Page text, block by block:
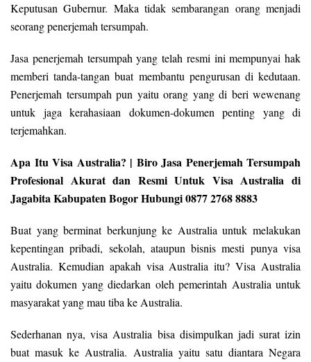
Keputusan Gubernur. Maka tidak sembarangan orang menjadi
seorang penerjemah tersumpah.
Jasa penerjemah tersumpah yang telah resmi ini mempunyai hak
memberi tanda-tangan buat membantu pengurusan di kedutaan.
Penerjemah tersumpah pun yaitu orang yang di beri wewenang
untuk jaga kerahasiaan dokumen-dokumen penting yang di
terjemahkan.
Apa Itu Visa Australia? | Biro Jasa Penerjemah Tersumpah
Profesional Akurat dan Resmi Untuk Visa Australia di
Jagabita Kabupaten Bogor Hubungi 0877 2768 8883
Buat yang berminat berkunjung ke Australia untuk melakukan
kepentingan pribadi, sekolah, ataupun bisnis mesti punya visa
Australia. Kemudian apakah visa Australia itu? Visa Australia
yaitu dokumen yang diedarkan oleh pemerintah Australia untuk
masyarakat yang mau tiba ke Australia.
Sederhanan nya, visa Australia bisa disimpulkan jadi surat izin
buat masuk ke Australia. Australia yaitu satu diantara Negara